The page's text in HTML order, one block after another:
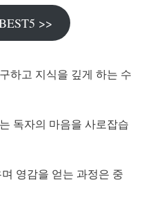
>>
하고 지식을 깊게 하는 수
독자의 마음을 사로잡습
영감을 얻는 과정은 중